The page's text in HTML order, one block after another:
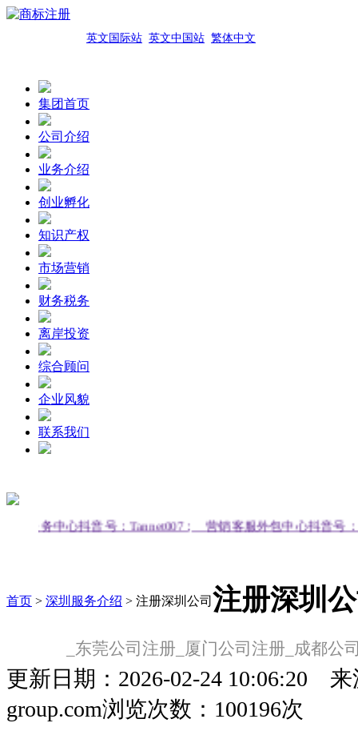
英文国际站 英文中国站 繁体中文
集团首页
公司介绍
业务介绍
创业孵化
知识产权
市场营销
财务税务
离岸投资
综合顾问
企业风貌
联系我们
服务中心抖音号：Tannet007；营销客服外包中心抖音号：
首页 > 深圳服务介绍 > 注册深圳公司 注册深圳
_东莞公司注册_厦门公司注册_成都公
更新日期：2026-02-24 10:06:20
来
group.com浏览次数：100196次